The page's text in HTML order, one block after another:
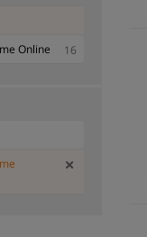
Online
16